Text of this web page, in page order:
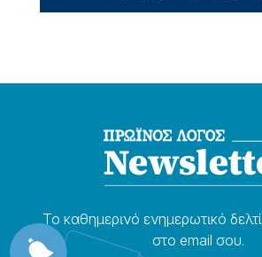
Το καθημερɩνό ενημερωτɩκό
στο email σου.